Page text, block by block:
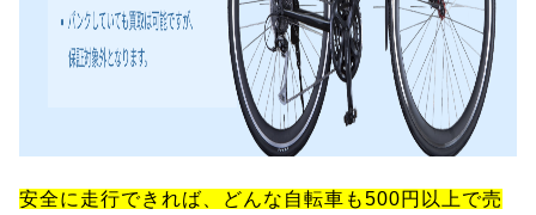
安全に走行できれば、どんな自転車も500円以上で売